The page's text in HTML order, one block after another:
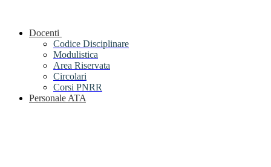
Docenti
Codice Disciplinare
Modulistica
Area Riservata
Circolari
Corsi PNRR
Personale ATA